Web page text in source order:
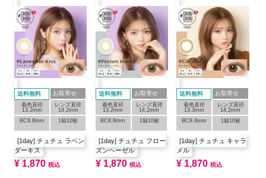
送料無料 お取寄せ
着色直径
13.2mm
レンズ直径
14.2mm
BC8.8mm
1箱10枚
[1day] チュチュ ラベン
ダーキス
¥ 1,870 税込
送料無料 お取寄せ
着色直径
13.2mm
レンズ直径
14.2mm
BC8.8mm
1箱10枚
[1day] チュチュ フロー
ズンヘーゼル
¥ 1,870 税込
送料無料 お取寄せ
着色直径
13.3mm
レンズ直径
14.2mm
BC8.8mm
1箱10枚
[1day] チュチュ キャラ
メル
¥ 1,870 税込